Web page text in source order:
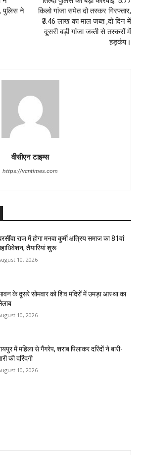
पुलिस ने
किलो गांजा समेत दो तस्कर गिरफ्तार,
₹3.46 लाख का माल जब्त ,दो दिन में
दूसरी बड़ी गांजा जब्ती से तस्करों में
हड़कंप।
वीसीएन टाइम्स
https://vcntimes.com
राज में होगा मनवा कुर्मी क्षत्रिय समाज का 81वां
तैयारियां शुरू
10, 2026
के दूसरे सोमवार को शिव मंदिरों में उमड़ा आस्था का
10, 2026
में महिला से गैंगरेप, शराब पिलाकर दरिंदों ने बारी-
की दरिंदगी
10, 2026